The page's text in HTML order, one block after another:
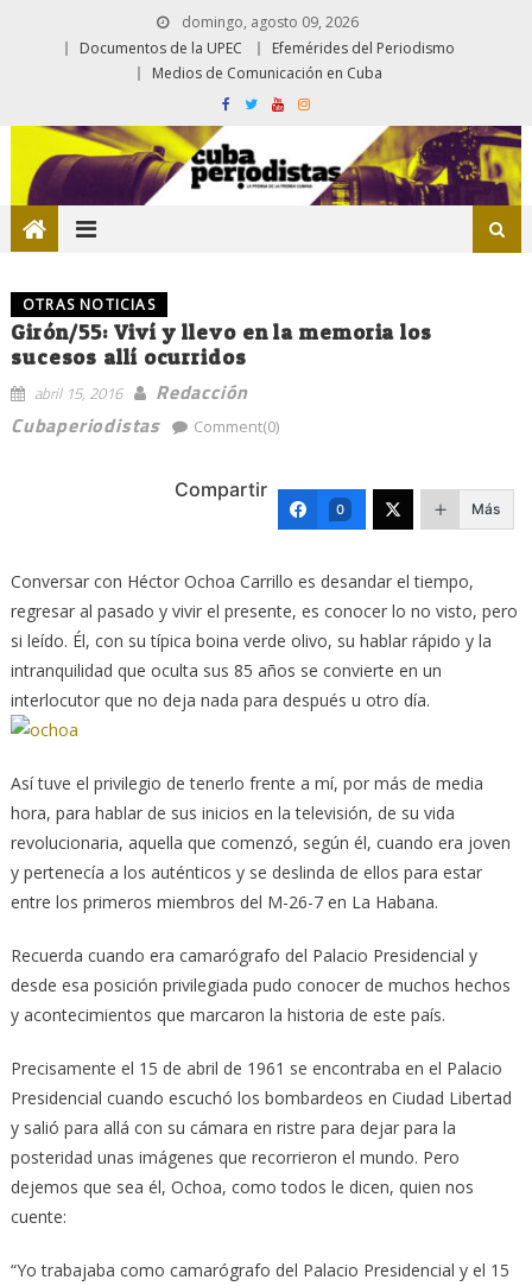
domingo, agosto 09, 2026
Documentos de la UPEC
Efemérides del Periodismo
Medios de Comunicación en Cuba
OTRAS NOTICIAS
Girón/55: Viví y llevo en la memoria los
sucesos allí ocurridos
abril 15, 2016
Redacción
Cubaperiodistas
Comment(0)
Compartir
0 Más
Conversar con Héctor Ochoa Carrillo es desandar el tiempo,
regresar al pasado y vivir el presente, es conocer lo no visto, pero
si leído. Él, con su típica boina verde olivo, su hablar rápido y la
intranquilidad que oculta sus 85 años se convierte en un
interlocutor que no deja nada para después u otro día.
Así tuve el privilegio de tenerlo frente a mí, por más de media
hora, para hablar de sus inicios en la televisión, de su vida
revolucionaria, aquella que comenzó, según él, cuando era joven
y pertenecía a los auténticos y se deslinda de ellos para estar
entre los primeros miembros del M-26-7 en La Habana.
Recuerda cuando era camarógrafo del Palacio Presidencial y
desde esa posición privilegiada pudo conocer de muchos hechos
y acontecimientos que marcaron la historia de este país.
Precisamente el 15 de abril de 1961 se encontraba en el Palacio
Presidencial cuando escuchó los bombardeos en Ciudad Libertad
y salió para allá con su cámara en ristre para dejar para la
posteridad unas imágenes que recorrieron el mundo. Pero
dejemos que sea él, Ochoa, como todos le dicen, quien nos
cuente:
“Yo trabajaba como camarógrafo del Palacio Presidencial y el 15